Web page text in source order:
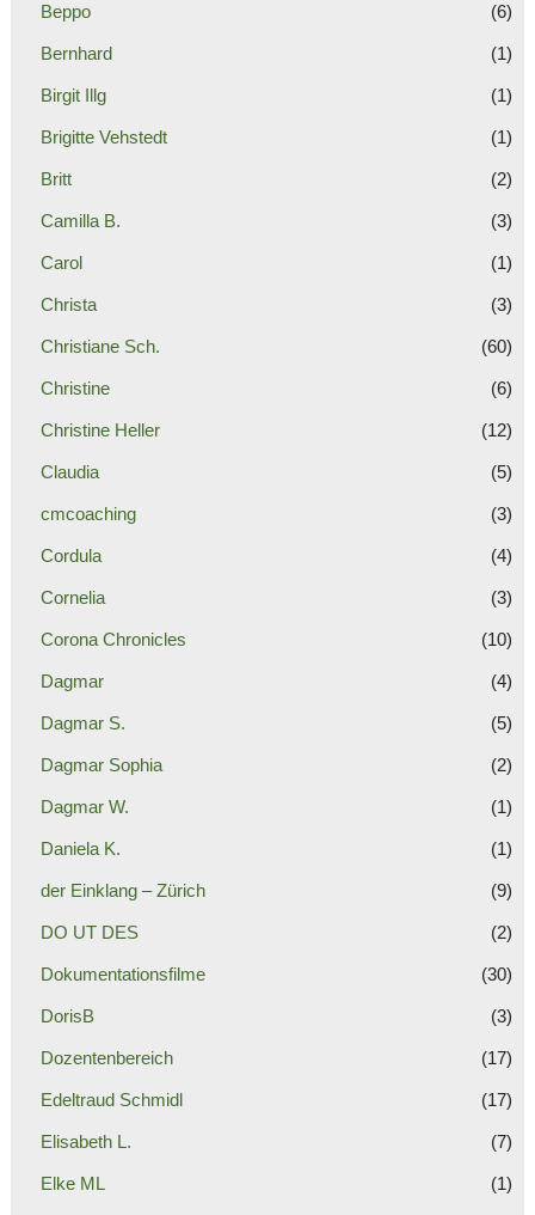
Beppo (6)
Bernhard (1)
Birgit Illg (1)
Brigitte Vehstedt (1)
Britt (2)
Camilla B. (3)
Carol (1)
Christa (3)
Christiane Sch. (60)
Christine (6)
Christine Heller (12)
Claudia (5)
cmcoaching (3)
Cordula (4)
Cornelia (3)
Corona Chronicles (10)
Dagmar (4)
Dagmar S. (5)
Dagmar Sophia (2)
Dagmar W. (1)
Daniela K. (1)
der Einklang – Zürich (9)
DO UT DES (2)
Dokumentationsfilme (30)
DorisB (3)
Dozentenbereich (17)
Edeltraud Schmidl (17)
Elisabeth L. (7)
Elke ML (1)